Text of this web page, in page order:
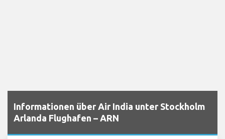
Informationen über Air India unter Stockholm
Arlanda Flughafen – ARN